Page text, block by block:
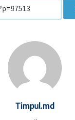
Timpul.md